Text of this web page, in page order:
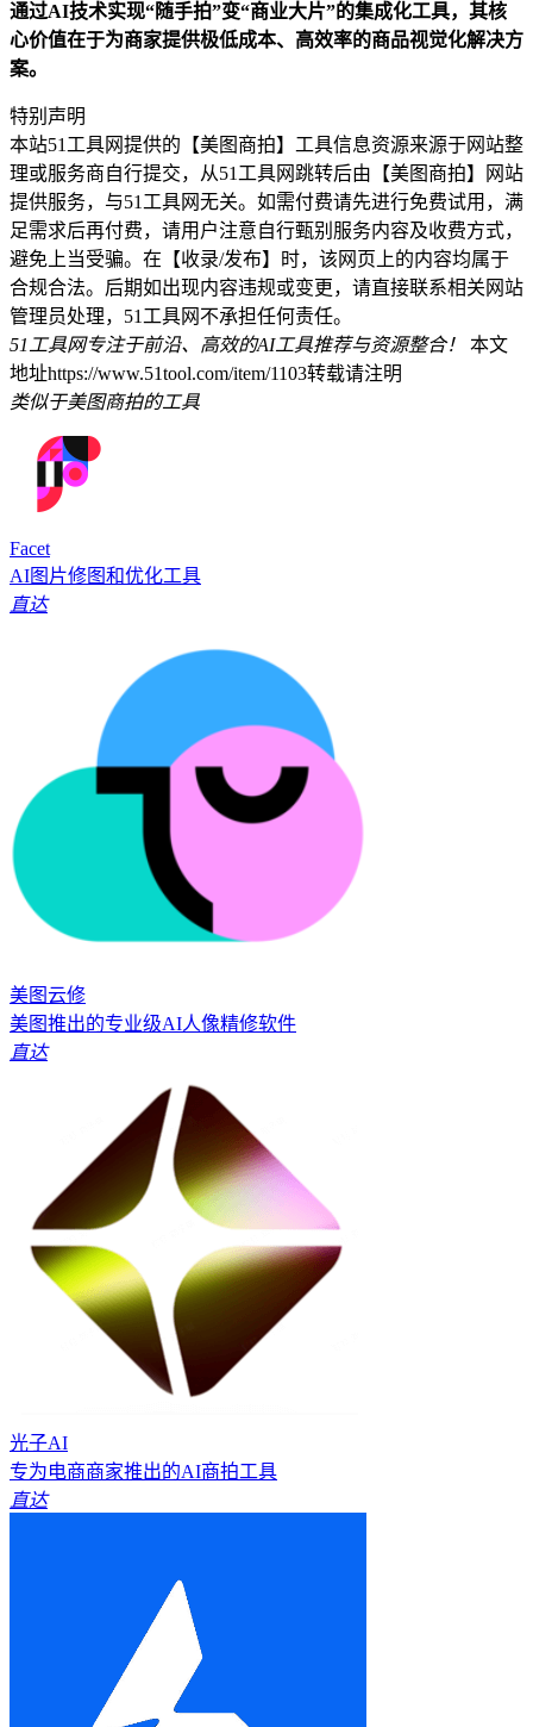
通过AI技术实现“随手拍”变“商业大片”的集成化工具，其核
心价值在于为商家提供极低成本、高效率的商品视觉化解决方
案。
特别声明
本站51工具网提供的【美图商拍】工具信息资源来源于网站整
理或服务商自行提交，从51工具网跳转后由【美图商拍】网站
提供服务，与51工具网无关。如需付费请先进行免费试用，满
足需求后再付费，请用户注意自行甄别服务内容及收费方式，
避免上当受骗。在【收录/发布】时，该网页上的内容均属于
合规合法。后期如出现内容违规或变更，请直接联系相关网站
管理员处理，51工具网不承担任何责任。
51工具网专注于前沿、高效的AI工具推荐与资源整合！
本文
地址https://www.51tool.com/item/1103转载请注明
类似于美图商拍的工具
Facet
AI图片修图和优化工具
直达
美图云修
美图推出的专业级AI人像精修软件
直达
光子AI
专为电商商家推出的AI商拍工具
直达